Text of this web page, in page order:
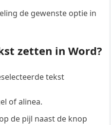
de gewenste optie in
zetten in Word?
tekst
of alinea.
de pijl naast de knop